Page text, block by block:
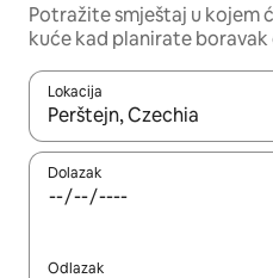
Potražite smještaj u kojem
kuće kad planirate boravak
Lokacija
Kada budu dostupni
Dolazak
Odlazak